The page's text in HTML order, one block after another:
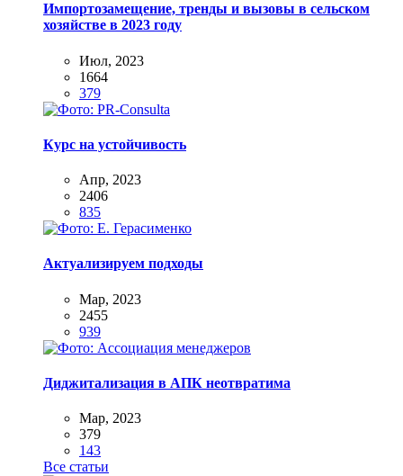
Импортозамещение, тренды и вызовы в сельском
хозяйстве в 2023 году
Июл, 2023
1664
379
Курс на устойчивость
Апр, 2023
2406
835
Актуализируем подходы
Мар, 2023
2455
939
Диджитализация в АПК неотвратима
Мар, 2023
379
143
Все статьи